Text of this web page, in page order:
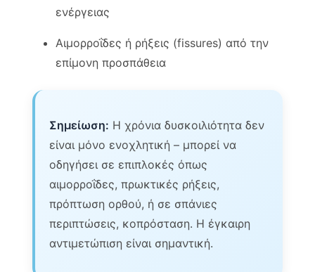
ενέργειας
Αιμορροΐδες ή ρήξεις (fissures) από την
επίμονη προσπάθεια
Σημείωση: Η χρόνια δυσκοιλιότητα δεν
είναι μόνο ενοχλητική – μπορεί να
οδηγήσει σε επιπλοκές όπως
αιμορροΐδες, πρωκτικές ρήξεις,
πρόπτωση ορθού, ή σε σπάνιες
περιπτώσεις, κοπρόσταση. Η έγκαιρη
αντιμετώπιση είναι σημαντική.